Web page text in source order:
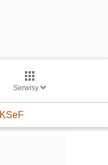
Serwisy
KSeF